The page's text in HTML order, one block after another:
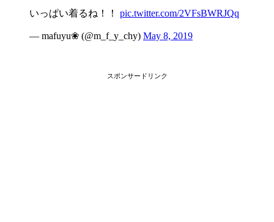
いっぱい着るね！！ pic.twitter.com/2VFsBWRJQq
— mafuyu❀ (@m_f_y_chy) May 8, 2019
スポンサードリンク